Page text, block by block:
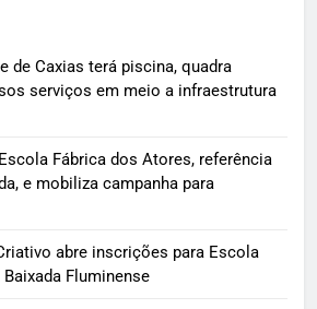
de Caxias terá piscina, quadra
serviços em meio a infraestrutura
Fábrica dos Atores, referência
e mobiliza campanha para
abre inscrições para Escola
Fluminense